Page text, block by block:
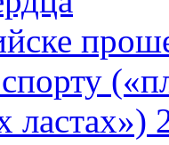
ластах»)